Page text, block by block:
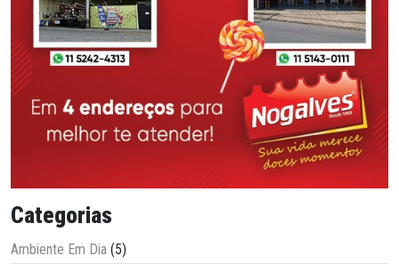
Categorias
Ambiente Em Dia (5)